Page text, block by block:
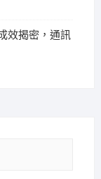
效揭密，通訊